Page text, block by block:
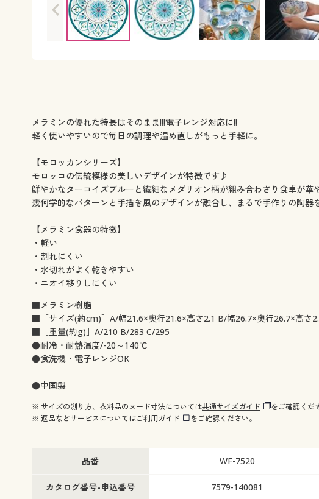
メラミンの優れた特長はそのまま!!!電子レンジ対応に!!
軽く使いやすいので毎日の調理や温め直しがもっと手軽に。
【モロッカンシリーズ】
モロッコの伝統模様の美しいデザインが特徴です♪
鮮やかなターコイズブルーと繊細なメダリオン柄が組み合わさり食卓が華
幾何学的なパターンと手描き風のデザインが融合し、まるで手作りの陶器
【メラミン食器の特徴】
・軽い
・割れにくい
・水切れがよく乾きやすい
・ニオイ移りしにくい
■メラミン樹脂
■［サイズ(約cm)］A/幅21.6×奥行21.6×高さ2.1 B/幅26.7×奥行26.7×高さ
■［重量(約g)］A/210 B/283 C/295
●耐冷・耐熱温度/-20～140℃
●食洗機・電子レンジOK
●中国製
※ サイズの測り方、衣料品のヌード寸法については共通サイズガイド
をご確認くだ
※ 返品などサービスについてはご利用ガイド をご確認ください。
品番 WF-7520
カタログ番号-申込番号 7579-140081